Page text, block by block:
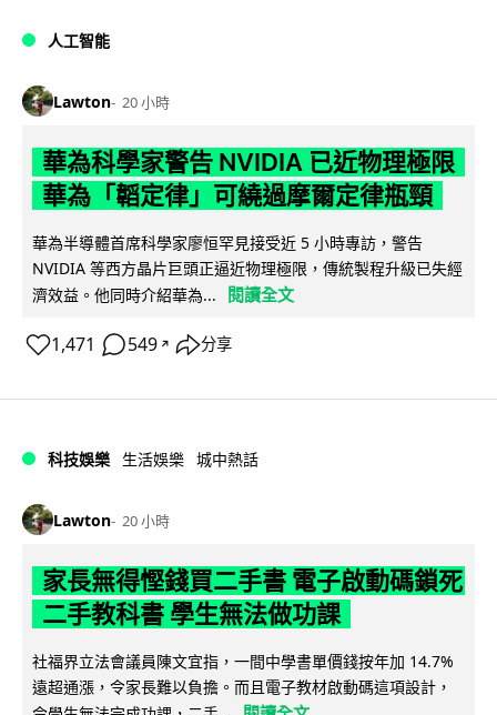
人工智能
Lawton 20 小時
華為科學家警告 NVIDIA 已近物理極限
華為「韜定律」可繞過摩爾定律瓶頸
華為半導體首席科學家廖恒罕見接受近 5 小時專訪，警告
NVIDIA 等西方晶片巨頭正逼近物理極限，傳統製程升級已失經
濟效益。他同時介紹華為...
閱讀全文
1,471 549 ↗ 分享
科技娛樂 生活娛樂 城中熱話
Lawton 20 小時
家長無得慳錢買二手書 電子啟動碼鎖死
二手教科書 學生無法做功課
社福界立法會議員陳文宜指，一間中學書單價錢按年加 14.7%
遠超通漲，令家長難以負擔。而且電子教材啟動碼這項設計，